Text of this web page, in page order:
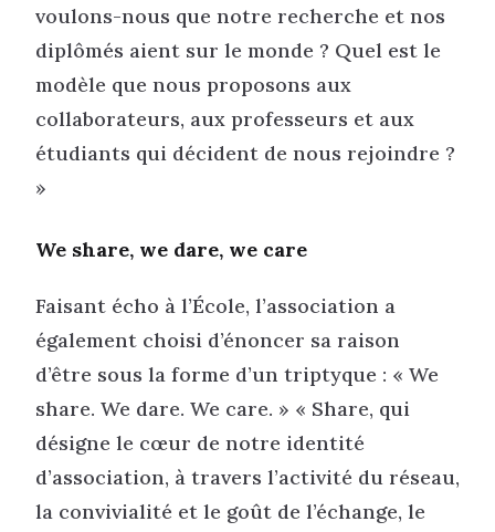
voulons-nous que notre recherche et nos
diplômés aient sur le monde ? Quel est le
modèle que nous proposons aux
collaborateurs, aux professeurs et aux
étudiants qui décident de nous rejoindre ?
»
We share, we dare, we care
Faisant écho à l’École, l’association a
également choisi d’énoncer sa raison
d’être sous la forme d’un triptyque : « We
share. We dare. We care. » « Share, qui
désigne le cœur de notre identité
d’association, à travers l’activité du réseau,
la convivialité et le goût de l’échange, le